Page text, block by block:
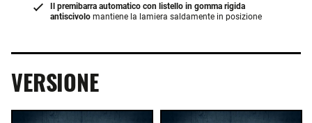
Il premibarra automatico con listello in gomma rigida
antiscivolo mantiene la lamiera saldamente in posizione
VERSIONE